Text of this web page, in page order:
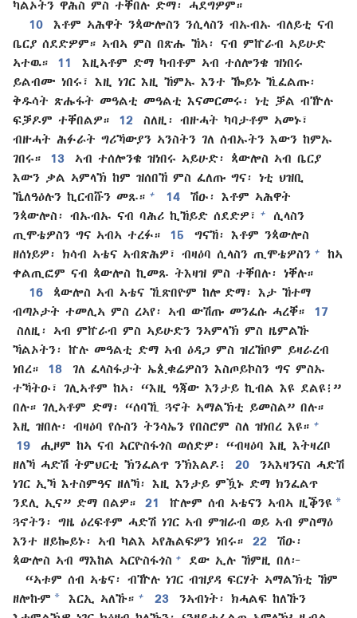
ካልኦትን ዋሕስ ምስ ተቐበሉ ድማ፡ ሓደግዎም።
10
እቶም ኣሕዋት ንጳውሎስን ንሲላስን ብኡብኡ ብለይቲ ናብ
ቤርያ ሰደድዎም። ኣብኣ ምስ በጽሑ ኸኣ፡ ናብ ምኵራብ ኣይሁድ
ኣተዉ።
11
እዚኣቶም ድማ ካብቶም ኣብ ተሰሎንቄ ዝነበሩ
ይልብሙ ነበሩ፣ እዚ ነገር እዚ ኸምኡ እንተ ዀይኑ ኺፈልጡ፡
ቅዱሳት ጽሑፋት መዓልቲ መዓልቲ እናመርመሩ፡ ነቲ ቓል ብዅሉ
ፍቓዶም ተቐበልዎ።
12
ስለዚ፡ ብዙሓት ካባታቶም ኣመኑ፣
ብዙሓት ሕፉራት ግሪኻውያን ኣንስትን ገለ ሰብኡትን እውን ከምኡ
ገበሩ።
13
ኣብ ተሰሎንቄ ዝነበሩ ኣይሁድ፡ ጳውሎስ ኣብ ቤርያ
እውን ቃል ኣምላኽ ከም ዝሰበኸ ምስ ፈለጡ ግና፡ ነቲ ህዝቢ
ኼለዓዕሉን ኪርብሹን መጹ። + 14
ሽዑ፡ እቶም ኣሕዋት
ንጳውሎስ፡ ብኡብኡ ናብ ባሕሪ ኪኸይድ ሰደድዎ፣
+
ሲላስን
ጢሞቴዎስን ግና ኣብኣ ተረፉ።
15
ግናኸ፡ እቶም ንጳውሎስ
ዘሰነይዎ፡ ክሳብ ኣቴና ኣብጽሕዎ፣ ብዛዕባ ሲላስን ጢሞቴዎስን +
ከኣ
ቀልጢፎም ናብ ጳውሎስ ኪመጹ ትእዛዝ ምስ ተቐበሉ፡ ነቐሉ።
16
ጳውሎስ ኣብ ኣቴና ኺጽበዮም ከሎ ድማ፡ እታ ኸተማ
ብጣኦታት ተመሊኣ ምስ ረኣየ፡ ኣብ ውሽጡ መንፈሱ ሓረቐ።
17
ስለዚ፡ ኣብ ምኵራብ ምስ ኣይሁድን ንኣምላኽ ምስ ዜምልኹ
ኻልኦትን፡ ኵሉ መዓልቲ ድማ ኣብ ዕዳጋ ምስ ዝረኸቦም ይዛራረብ
ነበረ።
18
ገለ ፈላስፋታት ኤጲቁሬዎስን እስጦይኮስን ግና ምስኡ
ተኻትዑ፣ ገሊኣቶም ከኣ፡ “እዚ ዓጃው እንታይ ኪብል እዩ ደልዩ፧”
በሉ። ገሊኣቶም ድማ፡ “ሰባኺ ጓኖት ኣማልኽቲ ይመስል” በሉ።
እዚ ዝበሉ፡ ብዛዕባ የሱስን ትንሳኤን የበስሮም ስለ ዝነበረ እዩ። +
19
ሒዞም ከኣ ናብ ኣርዮስፋጎስ ወሰድዎ፡ “ብዛዕባ እዚ እትዛረቦ
ዘለኻ ሓድሽ ትምህርቲ ኽንፈልጥ ንኽእልዶ፧
20
ንኣእዛንናስ ሓድሽ
ነገር ኢኻ እተስምዓና ዘለኻ፡ እዚ እንታይ ምዃኑ ድማ ክንፈልጥ
ንደሊ ኢና” ድማ በልዎ።
21 ኵሎም ሰብ ኣቴናን ኣብኣ ዚቕንዩ *
ጓኖትን፡ ግዜ ዕረፍቶም ሓድሽ ነገር ኣብ ምዝራብ ወይ ኣብ ምስማዕ
እንተ ዘይኰይኑ፡ ኣብ ካልእ ኣየሕልፍዎን ነበሩ።
22
ሽዑ፡
ጳውሎስ ኣብ ማእከል ኣርዮስፋጎስ +
ደው ኢሉ ኸምዚ በለ፦
“ኣቱም ሰብ ኣቴና፡ ብዅሉ ነገር ብዝያዳ ፍርሃት ኣማልኽቲ ኸም
ዘሎኩም * እርኢ ኣለኹ። + 23
ንኣብነት፡ ክሓልፍ ከለኹን